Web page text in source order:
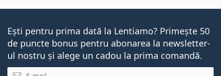
Ești pentru prima dată la Lentiamo? Primește 50
de puncte bonus pentru abonarea la newsletter-
ul nostru și alege un cadou la prima comandă.
E-mail